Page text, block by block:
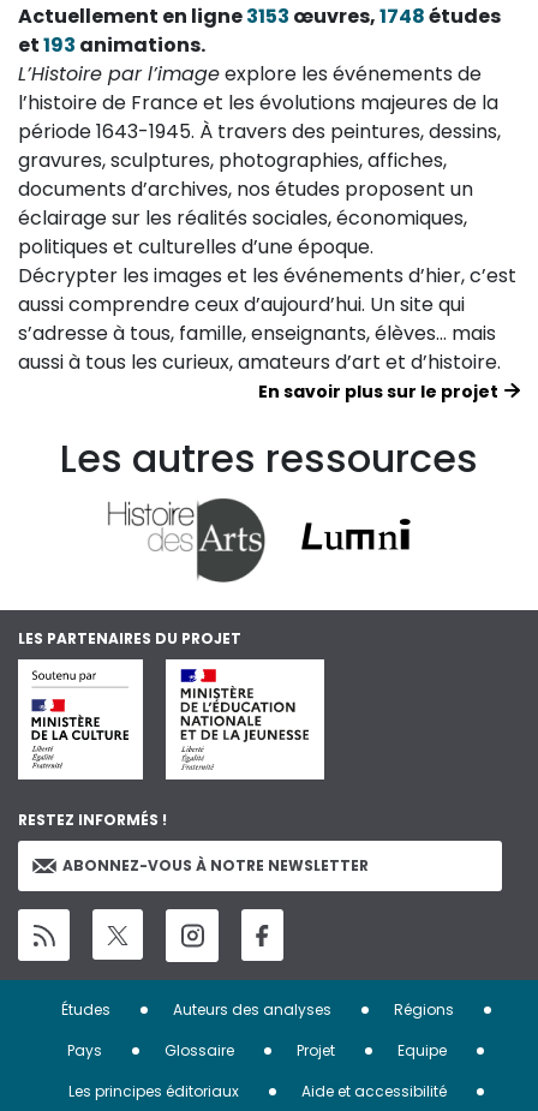
Actuellement en ligne3153 œuvres,1748études
et193 animations.
L’Histoire par l’imageexplore les événements de
l’histoire de France et les évolutions majeures de la
période 1643-1945. À travers des peintures, dessins,
gravures, sculptures, photographies, affiches,
documents d’archives, nos études proposent un
éclairage sur les réalités sociales, économiques,
politiques et culturelles d’une époque.
Décrypter les images et les événements d’hier, c’est
aussi comprendre ceux d’aujourd’hui. Un site qui
s’adresse à tous, famille, enseignants, élèves… mais
aussi à tous les curieux, amateurs d’art et d’histoire.
En savoir plus sur le projet
Les autres ressources
LES PARTENAIRES DU PROJET
RESTEZ INFORMÉS !
ABONNEZ-VOUS À NOTRE NEWSLETTER
Menu
Pied
Études Auteurs des analyses
Régions
Pays
Glossaire Projet
Equipe
Les principes éditoriaux
Aide et accessibilité